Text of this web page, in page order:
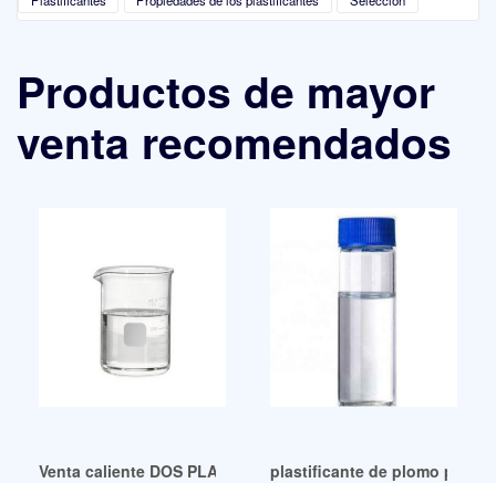
Productos de mayor
venta recomendados
Venta caliente DOS PLASTIFICANTES LÍDERES SIN
plastificante de plomo